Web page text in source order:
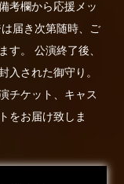
考欄から応援メッ
届き次第随時、ご
す。
公演終了後、
入された御守り。
チケット、キャス
をお届け致しま